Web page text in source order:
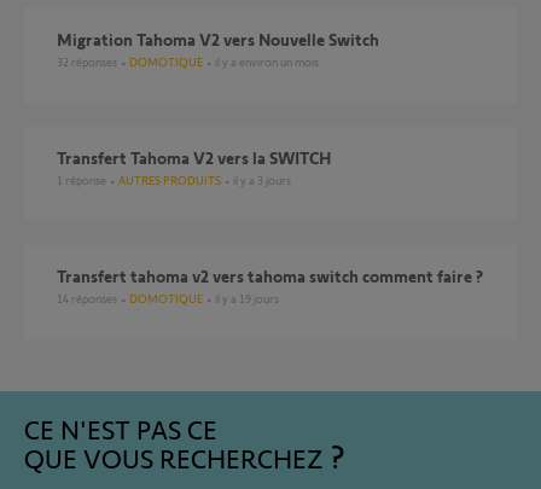
Migration Tahoma V2 vers Nouvelle Switch
32 réponses DOMOTIQUE il y a environ un mois
Transfert Tahoma V2 vers la SWITCH
1 réponse AUTRES PRODUITS il y a 3 jours
transfert tahoma v2 vers tahoma switch comment faire ?
14 réponses DOMOTIQUE il y a 19 jours
CE N'EST PAS CE
QUE VOUS RECHERCHEZ